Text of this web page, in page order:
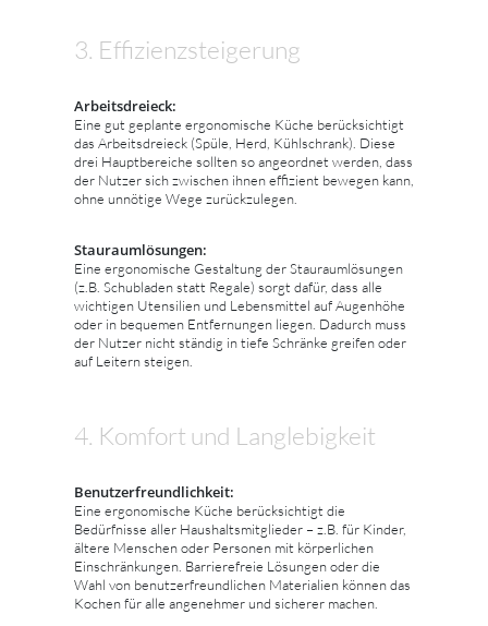
3. Effizienzsteigerung
Arbeitsdreieck:
Eine gut geplante ergonomische Küche berücksichtigt
das Arbeitsdreieck (Spüle, Herd, Kühlschrank). Diese
drei Hauptbereiche sollten so angeordnet werden, dass
der Nutzer sich zwischen ihnen effizient bewegen kann,
ohne unnötige Wege zurückzulegen.
Stauraumlösungen:
Eine ergonomische Gestaltung der Stauraumlösungen
(z.B. Schubladen statt Regale) sorgt dafür, dass alle
wichtigen Utensilien und Lebensmittel auf Augenhöhe
oder in bequemen Entfernungen liegen. Dadurch muss
der Nutzer nicht ständig in tiefe Schränke greifen oder
auf Leitern steigen.
4. Komfort und Langlebigkeit
Benutzerfreundlichkeit:
Eine ergonomische Küche berücksichtigt die
Bedürfnisse aller Haushaltsmitglieder – z.B. für Kinder,
ältere Menschen oder Personen mit körperlichen
Einschränkungen. Barrierefreie Lösungen oder die
Wahl von benutzerfreundlichen Materialien können das
Kochen für alle angenehmer und sicherer machen.